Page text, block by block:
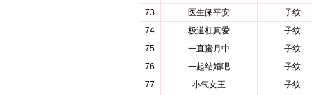
73
医生保平安
子纹
74
极道杠真爱
子纹
75
一直蜜月中
子纹
76
一起结婚吧
子纹
77
小气女王
子纹